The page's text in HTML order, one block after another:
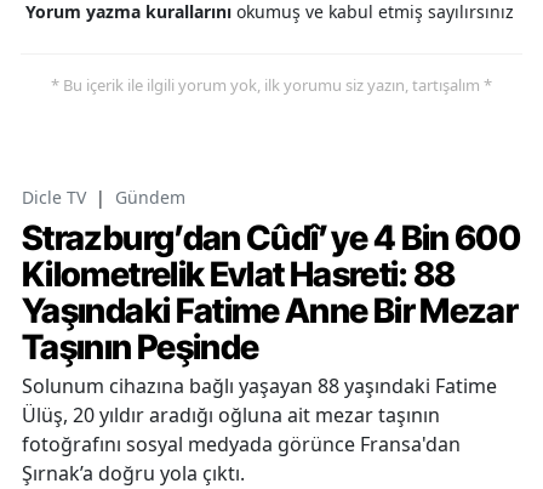
Yorum yazma kurallarını okumuş ve kabul etmiş sayılırsınız
* Bu içerik ile ilgili yorum yok, ilk yorumu siz yazın, tartışalım *
Dicle TV | Gündem
Strazburg’dan Cûdî’ye 4 Bin 600
Kilometrelik Evlat Hasreti: 88
Yaşındaki Fatime Anne Bir Mezar
Taşının Peşinde
Solunum cihazına bağlı yaşayan 88 yaşındaki Fatime
Ülüş, 20 yıldır aradığı oğluna ait mezar taşının
fotoğrafını sosyal medyada görünce Fransa'dan
Şırnak’a doğru yola çıktı.